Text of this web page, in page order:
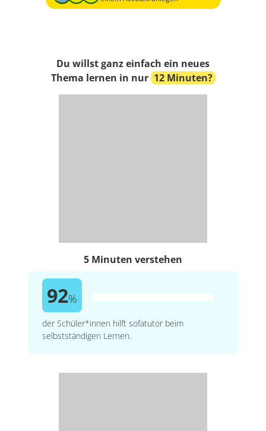
Du willst ganz einfach ein neues
Thema lernen in nur 12 Minuten?
5 Minuten verstehen
92%
der Schüler*innen hilft sofatutor beim
selbstständigen Lernen.